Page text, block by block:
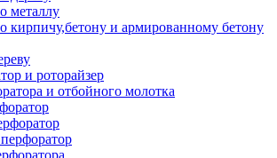
металлу
кирпичу,бетону и армированному бетону
и роторайзер
и отбойного молотка